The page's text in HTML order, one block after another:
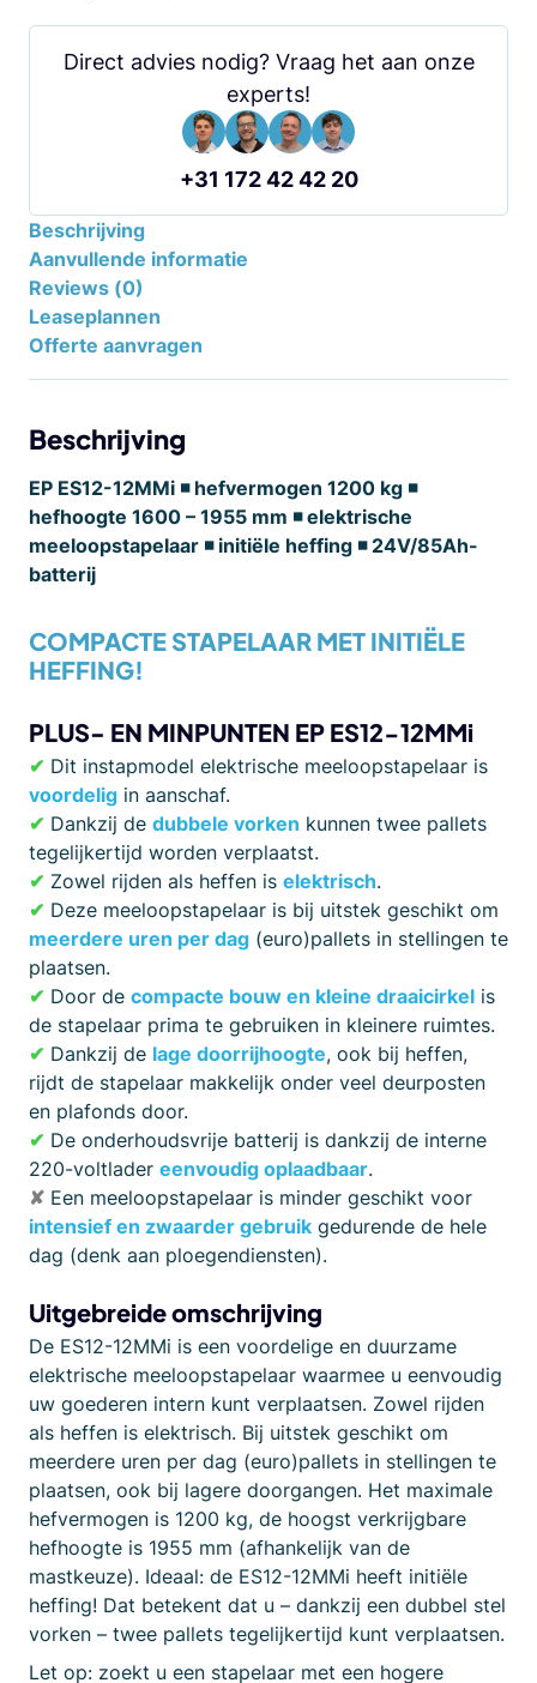
Direct advies nodig? Vraag het aan onze
experts!
+31 172 42 42 20
Beschrijving
Aanvullende informatie
Reviews (0)
Leaseplannen
Offerte aanvragen
Beschrijving
EP ES12-12MMi ◾ hefvermogen 1200 kg ◾
hefhoogte 1600 – 1955 mm ◾ elektrische
meeloopstapelaar ◾ initiële heffing ◾ 24V/85Ah-
batterij
COMPACTE STAPELAAR MET INITIËLE
HEFFING!
PLUS- EN MINPUNTEN EP ES12-12MMi
✔ Dit instapmodel elektrische meeloopstapelaar is
voordelig in aanschaf.
✔ Dankzij de dubbele vorken kunnen twee pallets
tegelijkertijd worden verplaatst.
✔ Zowel rijden als heffen is elektrisch.
✔ Deze meeloopstapelaar is bij uitstek geschikt om
meerdere uren per dag (euro)pallets in stellingen te
plaatsen.
✔ Door de compacte bouw en kleine draaicirkel is
de stapelaar prima te gebruiken in kleinere ruimtes.
✔ Dankzij de lage doorrijhoogte, ook bij heffen,
rijdt de stapelaar makkelijk onder veel deurposten
en plafonds door.
✔ De onderhoudsvrije batterij is dankzij de interne
220-voltlader eenvoudig oplaadbaar.
✘ Een meeloopstapelaar is minder geschikt voor
intensief en zwaarder gebruik gedurende de hele
dag (denk aan ploegendiensten).
Uitgebreide omschrijving
De ES12-12MMi is een voordelige en duurzame
elektrische meeloopstapelaar waarmee u eenvoudig
uw goederen intern kunt verplaatsen. Zowel rijden
als heffen is elektrisch. Bij uitstek geschikt om
meerdere uren per dag (euro)pallets in stellingen te
plaatsen, ook bij lagere doorgangen. Het maximale
hefvermogen is 1200 kg, de hoogst verkrijgbare
hefhoogte is 1955 mm (afhankelijk van de
mastkeuze). Ideaal: de ES12-12MMi heeft initiële
heffing! Dat betekent dat u – dankzij een dubbel stel
vorken – twee pallets tegelijkertijd kunt verplaatsen.
Let op: zoekt u een stapelaar met een hogere